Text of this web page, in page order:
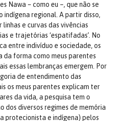
Nawa – como eu –, que não se
indígena regional. A partir disso,
linhas e curvas das vivências
e trajetórias ‘espatifadas’. No
entre indivíduo e sociedade, os
da forma como meus parentes
essas lembranças emergem. Por
de entendimento das
os meus parentes explicam ter
da vida, a pesquisa tem o
dos diversos regimes de memória
protecionista e indígena) pelos